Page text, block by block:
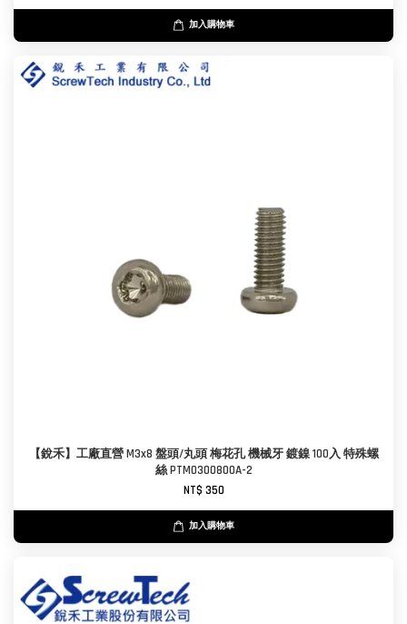
加入購物車
【銳禾】工廠直營 M3x8 盤頭/丸頭 梅花孔 機械牙 鍍鎳 100入 特殊螺
絲 PTM0300800A-2
NT$ 350
加入購物車